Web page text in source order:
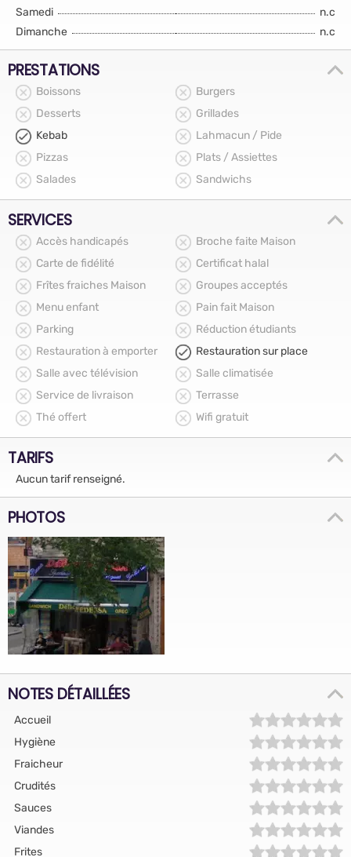
Samedi
n.c
Dimanche
n.c
PRESTATIONS
Boissons
Burgers
Desserts
Grillades
Kebab
Lahmacun / Pide
Pizzas
Plats / Assiettes
Salades
Sandwichs
SERVICES
Accès handicapés
Broche faite Maison
Carte de fidélité
Certificat halal
Frîtes fraiches Maison
Groupes acceptés
Menu enfant
Pain fait Maison
Parking
Réduction étudiants
Restauration à emporter
Restauration sur place
Salle avec télévision
Salle climatisée
Service de livraison
Terrasse
Thé offert
Wifi gratuit
TARIFS
Aucun tarif renseigné.
PHOTOS
NOTES DÉTAILLÉES
Accueil
Hygiène
Fraicheur
Crudités
Sauces
Viandes
Frites